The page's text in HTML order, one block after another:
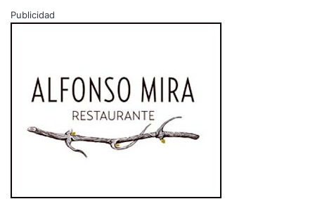
Publicidad